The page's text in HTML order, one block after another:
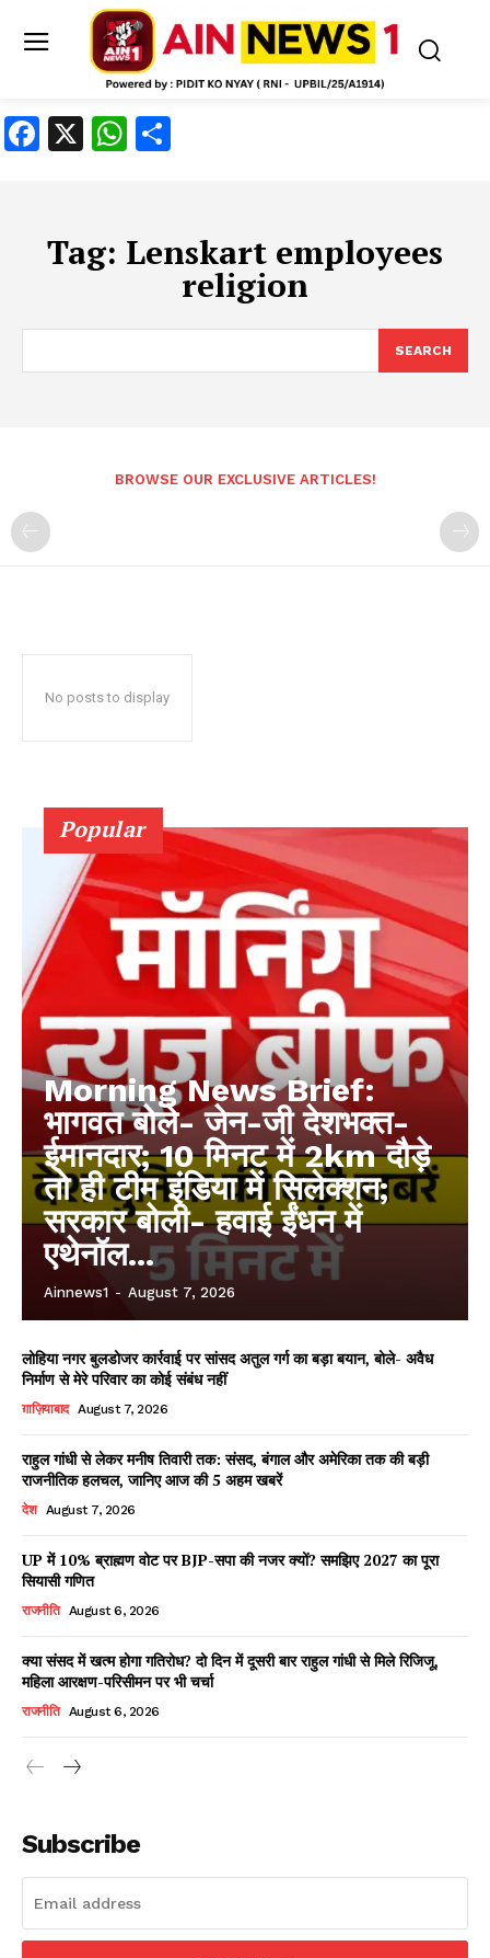
Facebook
X WhatsApp
Facebook
X WhatsApp
Tag: Lenskart employees
religion
SEARCH
BROWSE OUR EXCLUSIVE ARTICLES!
No posts to display
Popular
Morning News Brief:
भागवत बोले- जेन-जी देशभक्त-
ईमानदार; 10 मिनट में 2km दौड़े
तो ही टीम इंडिया में सिलेक्शन;
सरकार बोली- हवाई ईंधन में
एथेनॉल...
Ainnews1 - August 7, 2026
लोहिया नगर बुलडोजर कार्रवाई पर सांसद अतुल गर्ग का बड़ा बयान, बोले- अवैध
निर्माण से मेरे परिवार का कोई संबंध नहीं
ग़ाज़ियाबाद August 7, 2026
राहुल गांधी से लेकर मनीष तिवारी तक: संसद, बंगाल और अमेरिका तक की बड़ी
राजनीतिक हलचल, जानिए आज की 5 अहम खबरें
देश August 7, 2026
UP में 10% ब्राह्मण वोट पर BJP-सपा की नजर क्यों? समझिए 2027 का पूरा
सियासी गणित
राजनीति August 6, 2026
क्या संसद में खत्म होगा गतिरोध? दो दिन में दूसरी बार राहुल गांधी से मिले रिजिजू,
महिला आरक्षण-परिसीमन पर भी चर्चा
राजनीति August 6, 2026
Subscribe